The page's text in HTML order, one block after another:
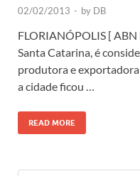
02/02/2013 - by DB
FLORIANÓPOLIS [
Santa Catarina, é
produtora e
a cidade ficou …
READ MORE